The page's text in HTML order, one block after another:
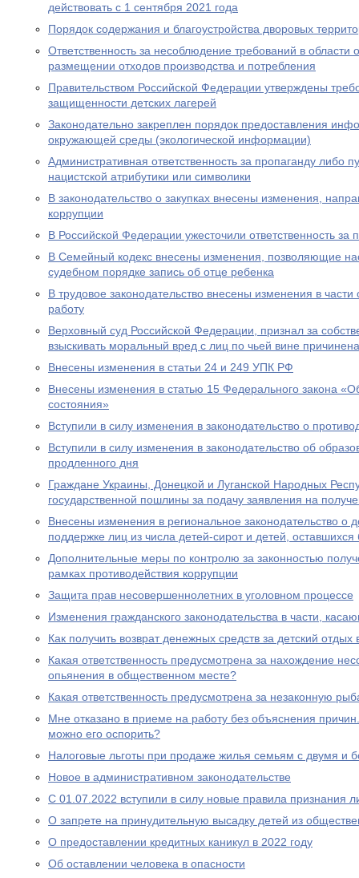
действовать с 1 сентября 2021 года
Порядок содержания и благоустройства дворовых
Ответственность за несоблюдение требований в
размещении отходов производства и потребления
Правительством Российской Федерации утверждены
защищенности детских лагерей
Законодательно закреплен порядок предоставления
окружающей среды (экологической информации)
Административная ответственность за пропаганду либо
нацистской атрибутики или символики
В законодательство о закупках внесены изменения,
коррупции
В Российской Федерации ужесточили ответственность за
В Семейный кодекс внесены изменения, позволяющие
судебном порядке запись об отце ребенка
В трудовое законодательство внесены изменения в
работу
Верховный суд Российской Федерации, признал за
взыскивать моральный вред с лиц по чьей вине
Внесены изменения в статьи 24 и 249 УПК РФ
Внесены изменения в статью 15 Федерального закона
состояния»
Вступили в силу изменения в законодательство о
Вступили в силу изменения в законодательство об
продленного дня
Граждане Украины, Донецкой и Луганской Народных
государственной пошлины за подачу заявления на
Внесены изменения в региональное законодательство о
поддержке лиц из числа детей-сирот и детей,
Дополнительные меры по контролю за законностью
рамках противодействия коррупции
Защита прав несовершеннолетних в уголовном процессе
Изменения гражданского законодательства в части,
Как получить возврат денежных средств за детский отдых
Какая ответственность предусмотрена за нахождение
опьянения в общественном месте?
Какая ответственность предусмотрена за незаконную
Мне отказано в приеме на работу без объяснения
можно его оспорить?
Налоговые льготы при продаже жилья семьям с двумя и
Новое в административном законодательстве
С 01.07.2022 вступили в силу новые правила признания
О запрете на принудительную высадку детей из
О предоставлении кредитных каникул в 2022 году
Об оставлении человека в опасности